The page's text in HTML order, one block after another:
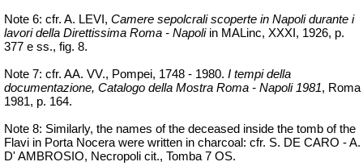
Note 6: cfr. A. LEVI, Camere sepolcrali scoperte in Napoli durante i
lavori della Direttissima Roma - Napoliin MALinc, XXXI, 1926, p.
377 e ss., fig. 8.
Note 7: cfr. AA. VV., Pompei, 1748 - 1980. I tempi della
documentazione, Catalogo della Mostra Roma - Napoli 1981, Roma
1981, p. 164.
Note 8: Similarly, the names of the deceased inside the tomb of the
Flavi in Porta Nocera were written in charcoal: cfr. S. DE CARO - A.
D' AMBROSIO, Necropoli cit., Tomba 7 OS.